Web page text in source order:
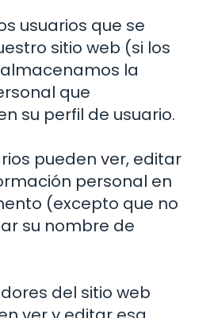
usuarios que se
sitio web (si los
la
que
su perfil de usuario.
pueden ver, editar
personal en
(excepto que no
su nombre de
del sitio web